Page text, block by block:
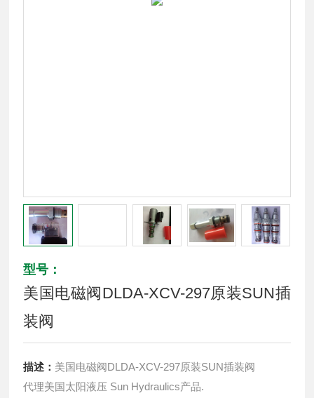
型号：
美国电磁阀DLDA-XCV-297原装SUN插
装阀
描述： 美国电磁阀DLDA-XCV-297原装SUN插装阀
代理美国太阳液压 Sun Hydraulics产品.